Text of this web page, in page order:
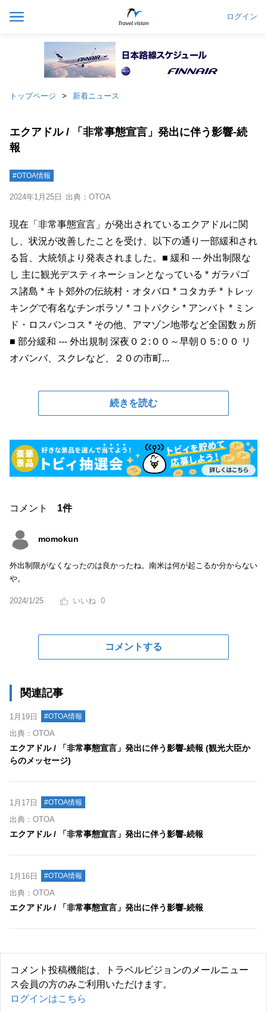
ログイン
トップページ 新着ニュース
エクアドル / 「非常事態宣言」発出に伴う影響‐続
報
#OTOA情報
2024年1月25日 出典：OTOA
現在「非常事態宣言」が発出されているエクアドルに関
し、状況が改善したことを受け、以下の通り一部緩和され
る旨、大統領より発表されました。■ 緩和 --- 外出制限な
し 主に観光デスティネーションとなっている * ガラパゴ
ス諸島 * キト郊外の伝統村・オタバロ * コタカチ * トレッ
キングで有名なチンボラソ * コトパクシ * アンバト * ミン
ド・ロスバンコス * その他、アマゾン地帯など全国数ヵ所
■ 部分緩和 --- 外出規制 深夜０２:００～早朝０５:００ リ
オバンバ、スクレなど、２０の市町...
続きを読む
コメント 1件
momokun
外出制限がなくなったのは良かったね。南米は何が起こるか分からない
や。
2024/1/25 0
コメントする
関連記事
1月19日 #OTOA情報
出典：OTOA
エクアドル / 「非常事態宣言」発出に伴う影響‐続報 (観光大臣か
らのメッセージ)
1月17日 #OTOA情報
出典：OTOA
エクアドル / 「非常事態宣言」発出に伴う影響‐続報
1月16日 #OTOA情報
出典：OTOA
エクアドル / 「非常事態宣言」発出に伴う影響‐続報
コメント投稿機能は、トラベルビジョンのメールニュー
ス会員の方のみご利用いただけます。
ログインはこちら